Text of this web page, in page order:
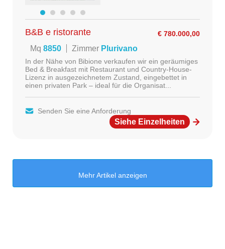
€ 780.000,00
B&B e ristorante
Mq 8850 Zimmer Plurivano
In der Nähe von Bibione verkaufen wir ein geräumiges
Bed & Breakfast mit Restaurant und Country-House-
Lizenz in ausgezeichnetem Zustand, eingebettet in
einen privaten Park – ideal für die Organisat...
Senden Sie eine Anforderung
Siehe Einzelheiten
Mehr Artikel anzeigen